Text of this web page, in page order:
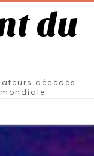
du
décédés